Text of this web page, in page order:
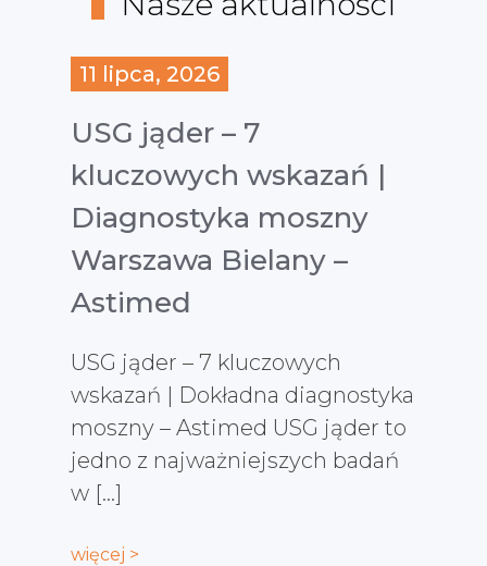
11 lipca, 2026
USG jąder – 7
kluczowych wskazań |
Diagnostyka moszny
Warszawa Bielany –
Astimed
USG jąder – 7 kluczowych
wskazań | Dokładna diagnostyka
moszny – Astimed USG jąder to
jedno z najważniejszych badań
w […]
więcej >